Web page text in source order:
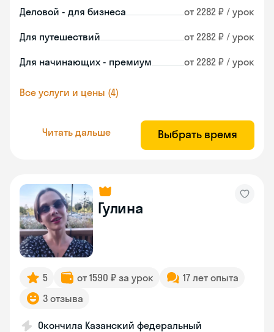
Деловой - для бизнеса от 2282 ₽ / урок
Для путешествий от 2282 ₽ / урок
Для начинающих - премиум от 2282 ₽ / урок
Все услуги и цены (4)
Читать дальше Выбрать время
Гулина
5 от 1590 ₽ за урок
17 лет опыта
3 отзыва
Окончила Казанский федеральный